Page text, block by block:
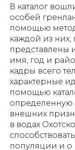
В каталог
особей
помощью
каждой из
представлены
имя, год и
кадры всего
характерные
помощью
определенную
внешних
в водах
популяции и о